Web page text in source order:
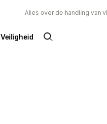
Alles over de handling van
Veiligheid